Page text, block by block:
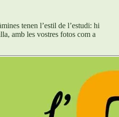
tenen l’estil de l’estudi: hi
amb les vostres fotos com a